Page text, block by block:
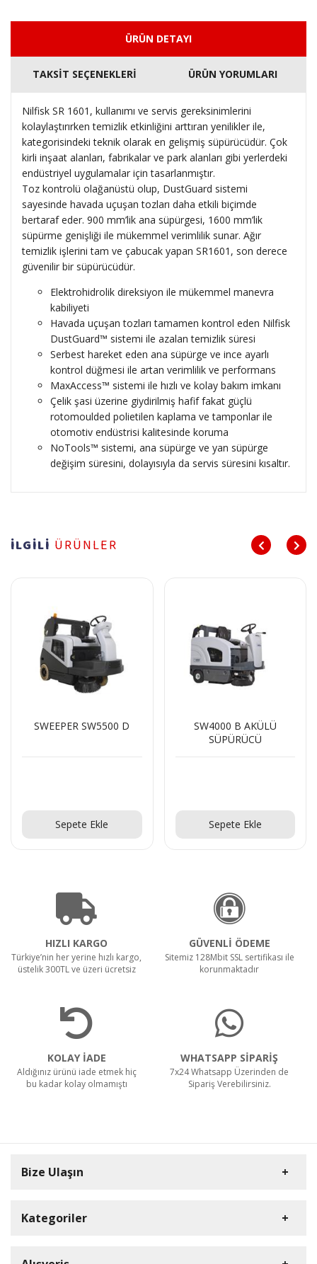
ÜRÜN DETAYI
TAKSİT SEÇENEKLERİ ÜRÜN YORUMLARI
Nilfisk SR 1601, kullanımı ve servis gereksinimlerini
kolaylaştırırken temizlik etkinliğini arttıran yenilikler ile,
kategorisindeki teknik olarak en gelişmiş süpürücüdür. Çok
kirli inşaat alanları, fabrikalar ve park alanları gibi yerlerdeki
endüstriyel uygulamalar için tasarlanmıştır.
Toz kontrolü olağanüstü olup, DustGuard sistemi
sayesinde havada uçuşan tozları daha etkili biçimde
bertaraf eder. 900 mm’lik ana süpürgesi, 1600 mm’lik
süpürme genişliği ile mükemmel verimlilik sunar. Ağır
temizlik işlerini tam ve çabucak yapan SR1601, son derece
güvenilir bir süpürücüdür.
Elektrohidrolik direksiyon ile mükemmel manevra
kabiliyeti
Havada uçuşan tozları tamamen kontrol eden Nilfisk
DustGuard™ sistemi ile azalan temizlik süresi
Serbest hareket eden ana süpürge ve ince ayarlı
kontrol düğmesi ile artan verimlilik ve performans
MaxAccess™ sistemi ile hızlı ve kolay bakım imkanı
Çelik şasi üzerine giydirilmiş hafif fakat güçlü
rotomoulded polietilen kaplama ve tamponlar ile
otomotiv endüstrisi kalitesinde koruma
NoTools™ sistemi, ana süpürge ve yan süpürge
değişim süresini, dolayısıyla da servis süresini kısaltır.
İLGİLİ ÜRÜNLER
SWEEPER SW5500 D
Sepete Ekle
SW4000 B AKÜLÜ
SÜPÜRÜCÜ
Sepete Ekle
HIZLI KARGO
Türkiye’nin her yerine hızlı kargo,
üstelik 300TL ve üzeri ücretsiz
GÜVENLİ ÖDEME
Sitemiz 128Mbit SSL sertifikası ile
korunmaktadır
KOLAY İADE
Aldığınız ürünü iade etmek hiç
bu kadar kolay olmamıştı
WHATSAPP SİPARİŞ
7x24 Whatsapp Üzerinden de
Sipariş Verebilirsiniz.
Bize Ulaşın
Kategoriler